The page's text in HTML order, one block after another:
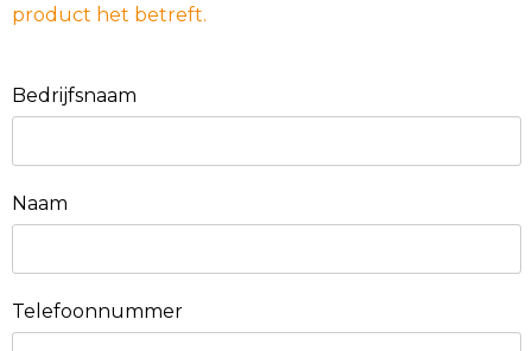
product het betreft.
Bedrijfsnaam
Naam
Telefoonnummer